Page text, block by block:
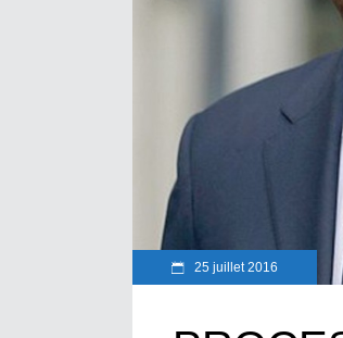
25 juillet 2016